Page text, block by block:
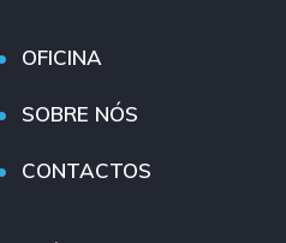
OFICINA
SOBRE NÓS
CONTACTOS